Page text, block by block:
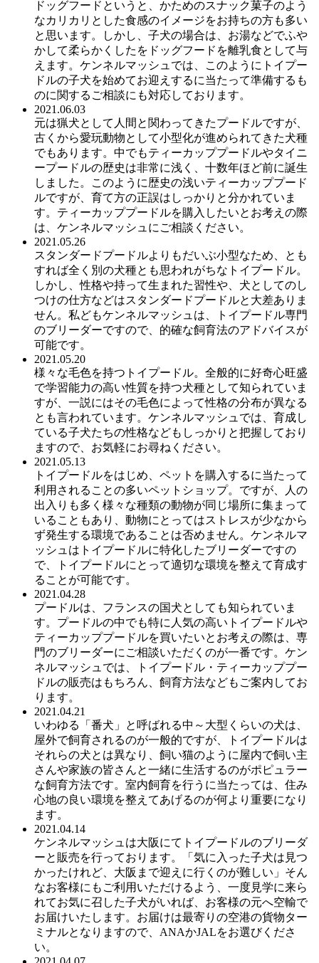
ドッグフードというと、かためのスナック菓子のよう
なカリカリとした食感のイメージをお持ちの方も多い
と思います。しかし、子犬の場合は、お湯などでふや
かして柔らかくしたをドッグフードを離乳食として与
えます。ケンネルマッシュでは、このようにトイプー
ドルの子犬を始めてお迎えするに当たって準備するも
のに関するご相談にも対応しております。
2021.06.03
元は猟犬として人間と関わってきたプードルですが、
古くから愛玩動物として小型化が進められてきた犬種
でもあります。中でもティーカッププードルやタイニ
ープードルの歴史は非常に浅く、十数年ほど前に誕生
しました。このように歴史の浅いティーカッププード
ルですが、育て方の正誤はしっかりと分かれていま
す。ティーカッププードルを購入したいとお考えの際
は、ケンネルマッシュにご相談ください。
2021.05.26
スタンダードプードルよりもだいぶ小型なため、とも
すれば全く別の犬種とも思われがちなトイプードル。
しかし、性格や持って生まれた習性や、犬としてのし
つけの仕方などはスタンダードプードルと大差ありま
せん。私どもケンネルマッシュは、トイプードル専門
のブリーダーですので、的確な飼育法のアドバイスが
可能です。
2021.05.20
様々な毛色を持つトイプードル。全般的に好奇心旺盛
で学習能力の高い性質を持つ犬種として知られていま
すが、一説にはその毛色によって性格の分布が異なる
とも言われています。ケンネルマッシュでは、育成し
ている子犬たちの性格などもしっかりと把握しており
ますので、お気軽にお尋ねください。
2021.05.13
トイプードルをはじめ、ペットを購入するに当たって
利用されることの多いペットショップ。ですが、人の
出入りも多く様々な種類の動物が同じ場所に集まって
いることもあり、動物にとってはストレスが少なから
ず発生する環境であることは否めません。ケンネルマ
ッシュはトイプードルに特化したブリーダーですの
で、トイプードルにとって適切な環境を整えて育成す
ることが可能です。
2021.04.28
プードルは、フランスの国犬としても知られていま
す。プードルの中でも特に人気の高いトイプードルや
ティーカッププードルを買いたいとお考えの際は、専
門のブリーダーにご相談いただくのが一番です。ケン
ネルマッシュでは、トイプードル・ティーカッププー
ドルの販売はもちろん、飼育方法などもご案内してお
ります。
2021.04.21
いわゆる「番犬」と呼ばれる中～大型くらいの犬は、
屋外で飼育されるのが一般的ですが、トイプードルは
それらの犬とは異なり、飼い猫のように屋内で飼い主
さんや家族の皆さんと一緒に生活するのがポピュラー
な飼育方法です。室内飼育を行うに当たっては、住み
心地の良い環境を整えてあげるのが何より重要になり
ます。
2021.04.14
ケンネルマッシュは大阪にてトイプードルのブリーダ
ーと販売を行っております。「気に入った子犬は見つ
かったけれど、大阪まで迎えに行くのが難しい」そん
なお客様にもご利用いただけるよう、一度見学に来ら
れてお気に召した子犬がいれば、お客様の元へ空輸で
お届けいたします。お届けは最寄りの空港の貨物ター
ミナルとなりますので、ANAかJALをお選びくださ
い。